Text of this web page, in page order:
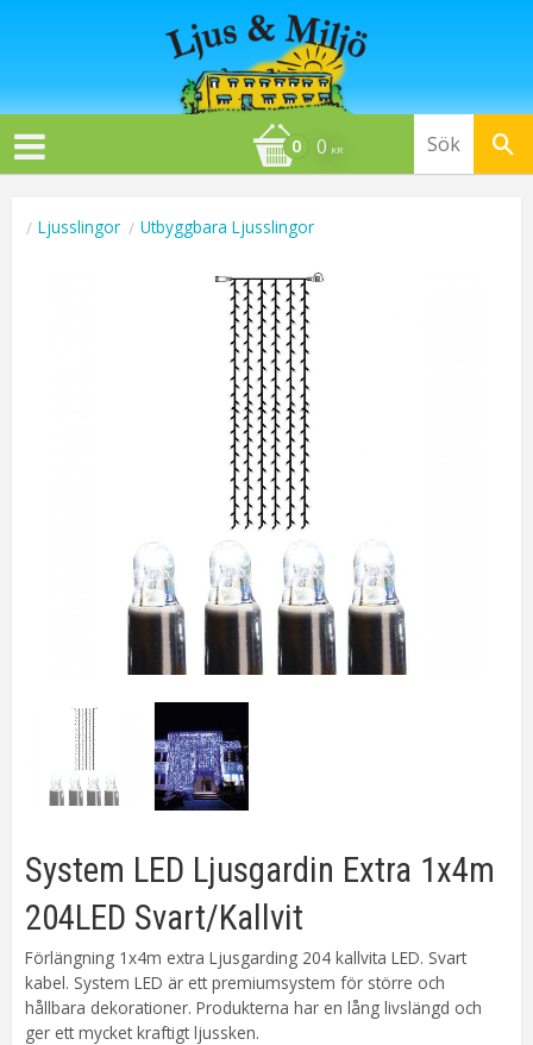
0 KR
Ljusslingor Utbyggbara Ljusslingor
System LED Ljusgardin Extra 1x4m
204LED Svart/Kallvit
Förlängning 1x4m extra Ljusgarding 204 kallvita LED. Svart
kabel. System LED är ett premiumsystem för större och
hållbara dekorationer. Produkterna har en lång livslängd och
ger ett mycket kraftigt ljussken.